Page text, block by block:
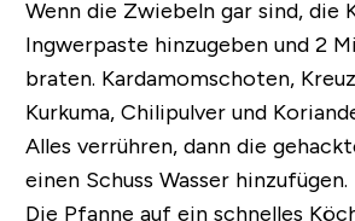
Wenn die Zwiebeln gar sind, die
Ingwerpaste hinzugeben und 2
braten. Kardamomschoten,
Kurkuma, Chilipulver und
Alles verrühren, dann die
einen Schuss Wasser hinzufügen.
Die Pfanne auf ein schnelles